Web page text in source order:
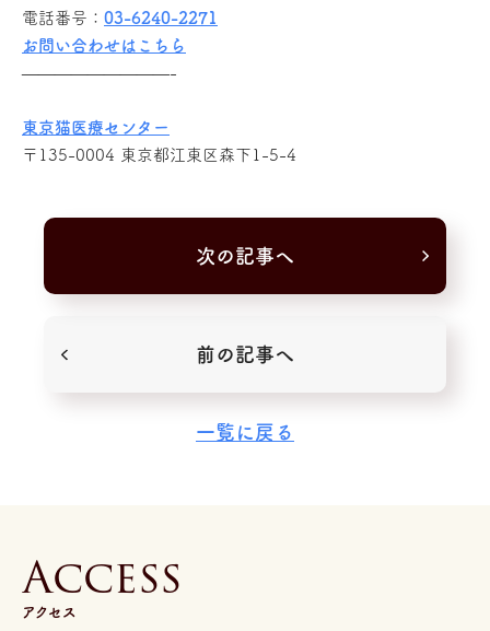
電話番号： 03-6240-2271
お問い合わせはこちら
—————————-
東京猫医療センター
〒135-0004 東京都江東区森下1-5-4
前の記事へ
次の記事へ
一覧に戻る
Access
アクセス